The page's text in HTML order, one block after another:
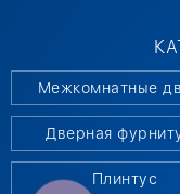
Межкомнатные
Дверная
Плинтус